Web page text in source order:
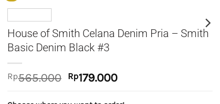
House of Smith Celana Denim Pria – Smith
Basic Denim Black #3
Rp565.000 Original
was:
Rp179.000Current
is: